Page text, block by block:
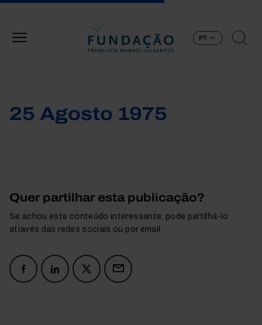
PT
25 Agosto 1975
Quer partilhar esta publicação?
Se achou este conteúdo interessante, pode partilhá-lo
através das redes sociais ou por email.